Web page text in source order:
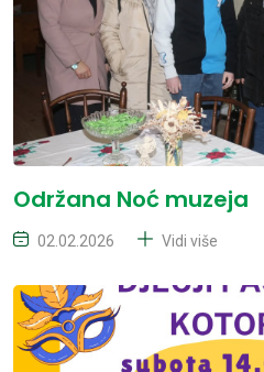
Održana Noć muzeja
02.02.2026 Vidi više